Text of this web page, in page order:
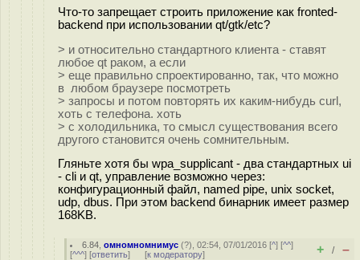
Что-то запрещает строить приложение как fronted-
backend при использовании qt/gtk/etc?
> и относительно стандартного клиента - ставят
любое qt раком, а если
> еще правильно спроектированно, так, что можно
в любом браузере посмотреть
> запросы и потом повторять их каким-нибудь curl,
хоть с телефона. хоть
> с холодильника, то смысл существования всего
другого становится очень сомнительным.
Гляньте хотя бы wpa_supplicant - два стандартных ui
- cli и qt, управление возможно через:
конфигурационный файл, named pipe, unix socket,
udp, dbus. При этом backend бинарник имеет размер
168KB.
6.84 ,омномномнимус (?), 02:54, 07/01/2016 [^] [^^]
[^^^] [ответить] [к модератору] + / –